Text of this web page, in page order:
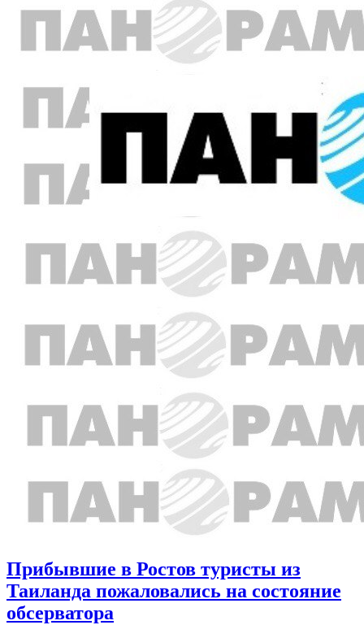
Прибывшие в Ростов туристы из
Таиланда пожаловались на состояние
обсерватора